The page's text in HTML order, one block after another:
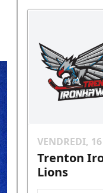
VENDREDI,
Trenton
Lions